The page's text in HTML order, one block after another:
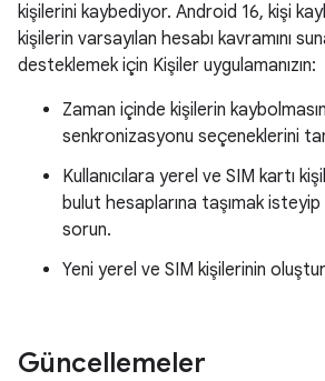
kişilerini kaybediyor. Android 16, kişi
kişilerin varsayılan hesabı kavramını
desteklemek için Kişiler uygulamanızın:
Zaman içinde kişilerin
senkronizasyonu seçeneklerini
Kullanıcılara yerel ve SIM kartı
bulut hesaplarına taşımak
sorun.
Yeni yerel ve SIM kişilerinin
Güncellemeler